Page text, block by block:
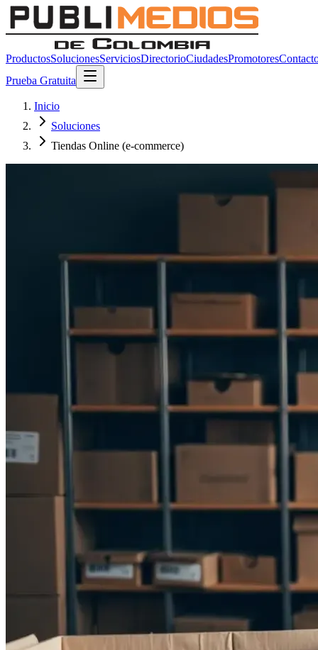
ProductosSolucionesServiciosDirectorioCiudadesPromotores
Prueba Gratuita
Inicio
Soluciones
Tiendas Online (e-commerce)